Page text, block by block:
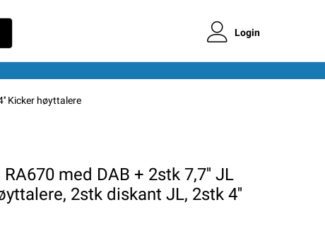
Login
Kicker høyttalere
med DAB + 2stk 7,7'' JL
2stk diskant JL, 2stk 4''